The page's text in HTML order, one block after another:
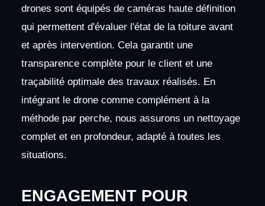
drones sont équipés de caméras haute définition
qui permettent d'évaluer l'état de la toiture avant
et après intervention. Cela garantit une
transparence complète pour le client et une
traçabilité optimale des travaux réalisés. En
intégrant le drone comme complément à la
méthode par perche, nous assurons un nettoyage
complet et en profondeur, adapté à toutes les
situations.
ENGAGEMENT POUR